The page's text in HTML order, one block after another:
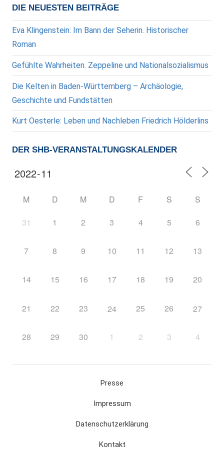
Beiträge
DIE NEUESTEN BEITRÄGE
Eva Klingenstein: Im Bann der Seherin. Historischer
Roman
Gefühlte Wahrheiten. Zeppeline und Nationalsozialismus
Die Kelten in Baden-Württemberg – Archäologie,
Geschichte und Fundstätten
Kurt Oesterle: Leben und Nachleben Friedrich Hölderlins
DER SHB-VERANSTALTUNGSKALENDER
M D M D F S S
31 1 2 3 4 5 6
7 8 9 10 11 12 13
14 15 16 17 18 19 20
21 22 23 24 25 26 27
28 29 30 1 2 3 4
Presse
Impressum
Datenschutzerklärung
Kontakt